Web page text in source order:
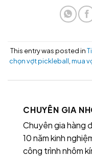
This entry was posted in
chọn vợt pickleball mua
CHUYÊN GIA
Chuyên gia hàng
10 năm kinh
công trình nhôm